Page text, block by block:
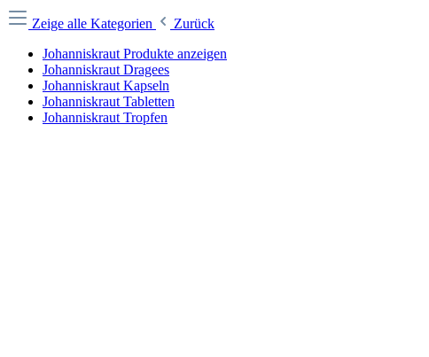
Zeige alle Kategorien
Zurück
Johanniskraut Produkte anzeigen
Johanniskraut Dragees
Johanniskraut Kapseln
Johanniskraut Tabletten
Johanniskraut Tropfen